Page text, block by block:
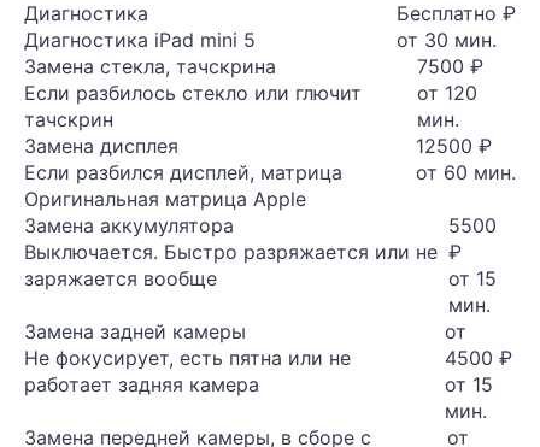
Диагностика
Диагностика iPad mini 5
Бесплатно ₽
от 30 мин.
Замена стекла, тачскрина
Если разбилось стекло или глючит
тачскрин
7500 ₽
от 120
мин.
Замена дисплея
Если разбился дисплей, матрица
Оригинальная матрица Apple
12500 ₽
от 60 мин.
Замена аккумулятора
Выключается. Быстро разряжается или не
заряжается вообще
5500
₽
от 15
мин.
Замена задней камеры
Не фокусирует, есть пятна или не
работает задняя камера
от
4500 ₽
от 15
мин.
Замена передней камеры, в сборе с
от